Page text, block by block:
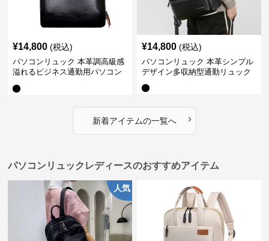
¥14,800 (税込)
パソコンリュック 本革調高級感
溢れるビジネス通勤用パソコン
¥14,800 (税込)
パソコンリュック 本革シンプル
デザイン多収納型通勤リュック
新着アイテムの一覧へ ›
パソコンリュックレディースのおすすめアイテム
人気